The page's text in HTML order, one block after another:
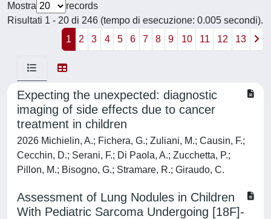
Mostra
records
Risultati 1 - 20 di 246 (tempo di esecuzione: 0.005 secondi).
1
2 3 4 5 6 7 8 9 10 11 12 13
Expecting the unexpected: diagnostic
imaging of side effects due to cancer
treatment in children
2026 Michielin, A.; Fichera, G.; Zuliani, M.; Causin, F.;
Cecchin, D.; Serani, F.; Di Paola, A.; Zucchetta, P.;
Pillon, M.; Bisogno, G.; Stramare, R.; Giraudo, C.
Assessment of Lung Nodules in Children
With Pediatric Sarcoma Undergoing [18F]-